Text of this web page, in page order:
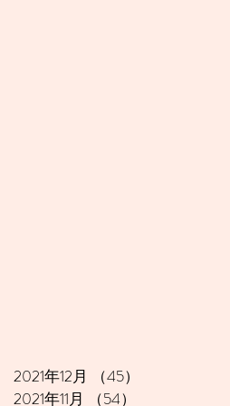
2021年12月 （45）
2021年11月
（54）